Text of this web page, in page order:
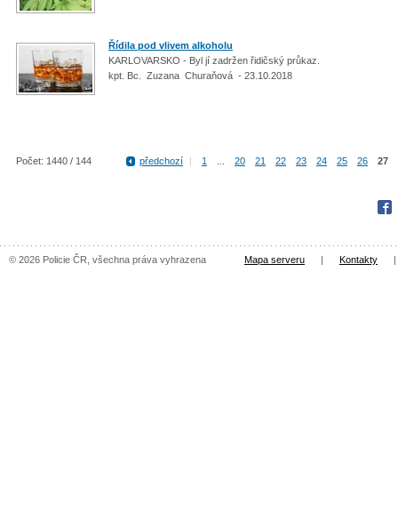
Řídila pod vlivem alkoholu
KARLOVARSKO - Byl jí zadržen řidičský průkaz.
kpt. Bc. Zuzana Churaňová - 23.10.2018
Počet: 1440 / 144 předchozí | 1 20 21 22 23 24 25 26 27
© 2026 Policie ČR, všechna práva vyhrazena Mapa serveru | Kontakty |